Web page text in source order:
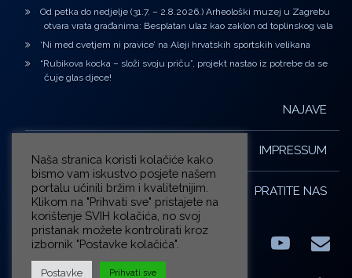
Od petka do nedjelje (31.7. – 2.8.2026.) Arheološki muzej u Zagrebu
otvara vrata građanima: Besplatan ulaz kao zaklon od toplinskog vala
‘Ni med cvetjem ni pravice’ na Aleji hrvatskih sportskih velikana
“Rubikova kocka – složi svoju priču”, projekt nastao iz potrebe da se
čuje glas djece!
NAJAVE
IMPRESSUM
PRATITE NAS
FacebookLinkedIn E-
Naša stranica koristi kolačiće kako
bismo vam iskustvo posjete našem
portalu učinili bržim i kvalitetnijim.
Klikom na "Prihvati sve" pristajete na
korištenje SVIH kolačića, no svoj
pristanak možete kontrolirati kroz
izbornik "Postavke kolačića".
Postavke Prihvati sve